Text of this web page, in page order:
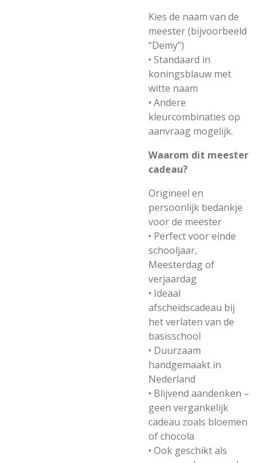
Kies de naam van de
meester (bijvoorbeeld
“Demy”)
• Standaard in
koningsblauw met
witte naam
• Andere
kleurcombinaties op
aanvraag mogelijk.
Waarom dit meester
cadeau?
Origineel en
persoonlijk bedankje
voor de meester
• Perfect voor einde
schooljaar,
Meesterdag of
verjaardag
• Ideaal
afscheidscadeau bij
het verlaten van de
basisschool
• Duurzaam
handgemaakt in
Nederland
• Blijvend aandenken –
geen vergankelijk
cadeau zoals bloemen
of chocola
• Ook geschikt als